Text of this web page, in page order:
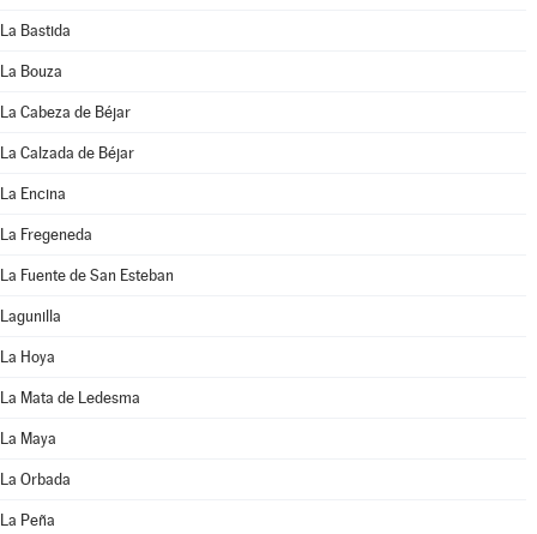
La Bastida
La Bouza
La Cabeza de Béjar
La Calzada de Béjar
La Encina
La Fregeneda
La Fuente de San Esteban
Lagunilla
La Hoya
La Mata de Ledesma
La Maya
La Orbada
La Peña